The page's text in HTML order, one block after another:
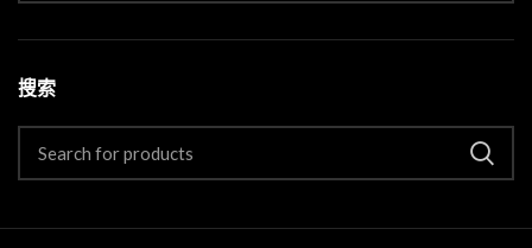
搜索